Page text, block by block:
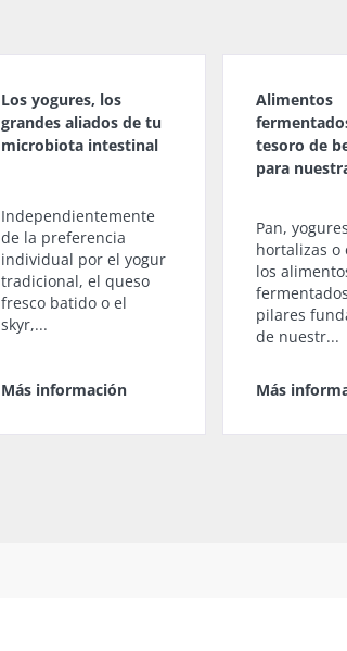
Los yogures, los
grandes aliados de tu
microbiota intestinal
Independientemente
de la preferencia
individual por el yogur
tradicional, el queso
fresco batido o el
skyr,...
Más información
Alimentos
tesoro de
para
Pan,
hortalizas o
los
pilares
de nuestr...
Más